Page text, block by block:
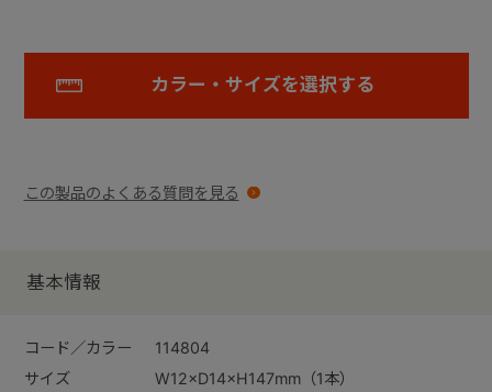
カラー・サイズを選択する
この製品のよくある質問を見る
基本情報
コード／カラー
114804
サイズ
W12×D14×H147mm（1本）